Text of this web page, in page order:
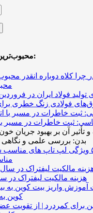
محبوب‌ترین مطالب مجله:
فولادی زنگ خطری
ثبت خاطرات در مسیر
و تأثیر آن بر بهبود جریان
بدن: بررسی علمی و نگاهی
های
هزینه مالکیت لیفتراک در سال
کوین